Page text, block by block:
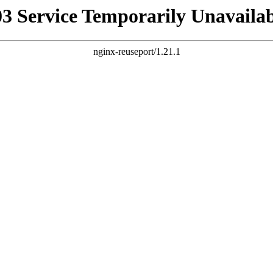
Service Temporarily
nginx-reuseport/1.21.1